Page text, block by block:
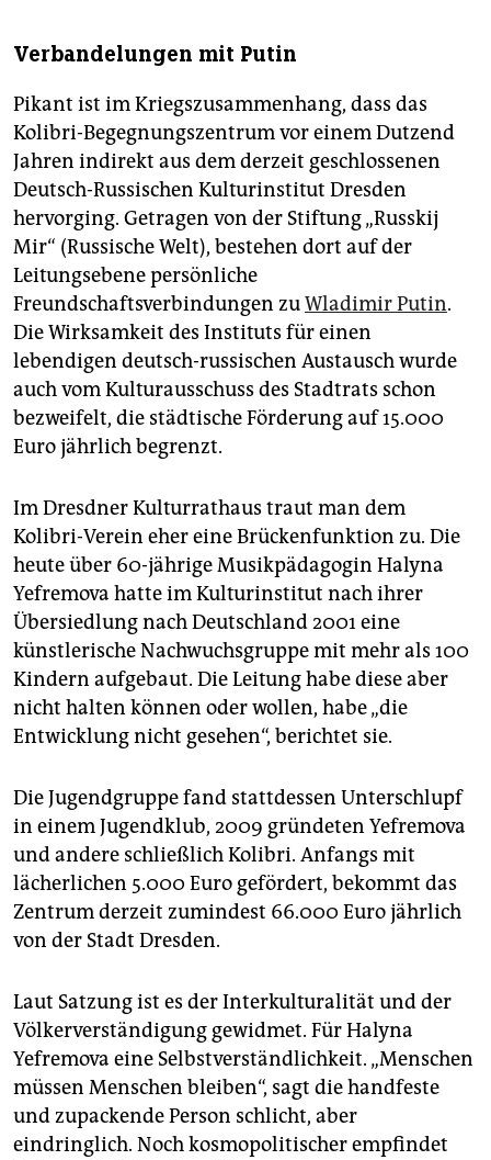
Verbandelungen mit Putin
Pikant ist im Kriegszusammenhang, dass das
Kolibri-Begegnungszentrum vor einem Dutzend
Jahren indirekt aus dem derzeit geschlossenen
Deutsch-Russischen Kulturinstitut Dresden
hervorging. Getragen von der Stiftung „Russkij
Mir“ (Russische Welt), bestehen dort auf der
Leitungsebene persönliche
Freundschaftsverbindungen zuWladimir Putin.
Die Wirksamkeit des Instituts für einen
lebendigen deutsch-russischen Austausch wurde
auch vom Kulturausschuss des Stadtrats schon
bezweifelt, die städtische Förderung auf 15.000
Euro jährlich begrenzt.
Im Dresdner Kulturrathaus traut man dem
Kolibri-Verein eher eine Brückenfunktion zu. Die
heute über 60-jährige Musikpädagogin Halyna
Yefremova hatte im Kulturinstitut nach ihrer
Übersiedlung nach Deutschland 2001 eine
künstlerische Nachwuchsgruppe mit mehr als 100
Kindern aufgebaut. Die Leitung habe diese aber
nicht halten können oder wollen, habe „die
Entwicklung nicht gesehen“, berichtet sie.
Die Jugendgruppe fand stattdessen Unterschlupf
in einem Jugendklub, 2009 gründeten Yefremova
und andere schließlich Kolibri. Anfangs mit
lächerlichen 5.000 Euro gefördert, bekommt das
Zentrum derzeit zumindest 66.000 Euro jährlich
von der Stadt Dresden.
Laut Satzung ist es der Interkulturalität und der
Völkerverständigung gewidmet. Für Halyna
Yefremova eine Selbstverständlichkeit. „Menschen
müssen Menschen bleiben“, sagt die handfeste
und zupackende Person schlicht, aber
eindringlich. Noch kosmopolitischer empfindet